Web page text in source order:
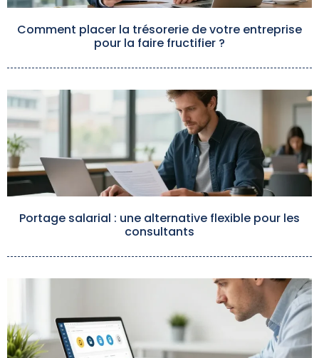
Comment placer la trésorerie de votre entreprise
pour la faire fructifier ?
Portage salarial : une alternative flexible pour les
consultants